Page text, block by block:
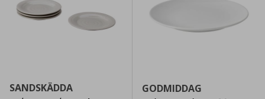
SANDSKÄDDA
GODMIDDAG